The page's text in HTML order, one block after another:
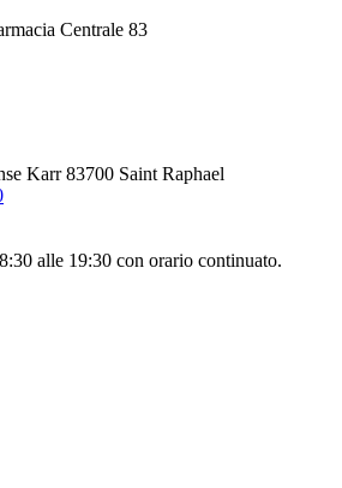
Centrale 83
Karr 83700 Saint Raphael
alle 19:30 con orario continuato.